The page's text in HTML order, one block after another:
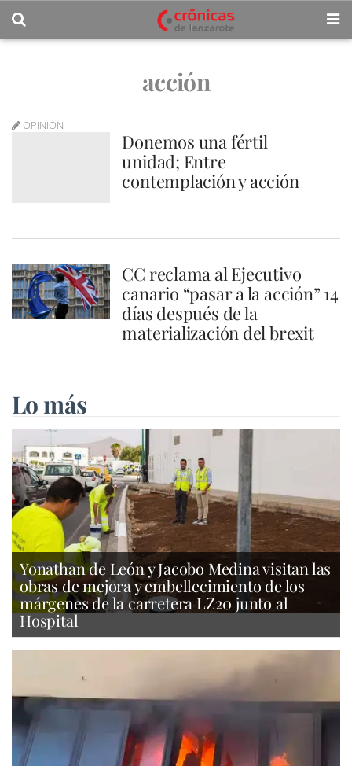
acción
OPINIÓN
Donemos una fértil
unidad; Entre
contemplación y acción
CC reclama al Ejecutivo
canario “pasar a la acción” 14
días después de la
materialización del brexit
Lo más
Yonathan de León y Jacobo Medina visitan las
obras de mejora y embellecimiento de los
márgenes de la carretera LZ20 junto al
Hospital